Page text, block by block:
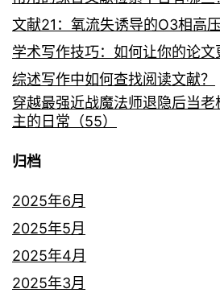
文献21：氧流失诱导的O3相高
学术写作技巧：如何让你的论文
综述写作中如何查找阅读文献？
穿越最强近战魔法师退隐后当
主的日常（55）
归档
2025年6月
2025年5月
2025年4月
2025年3月